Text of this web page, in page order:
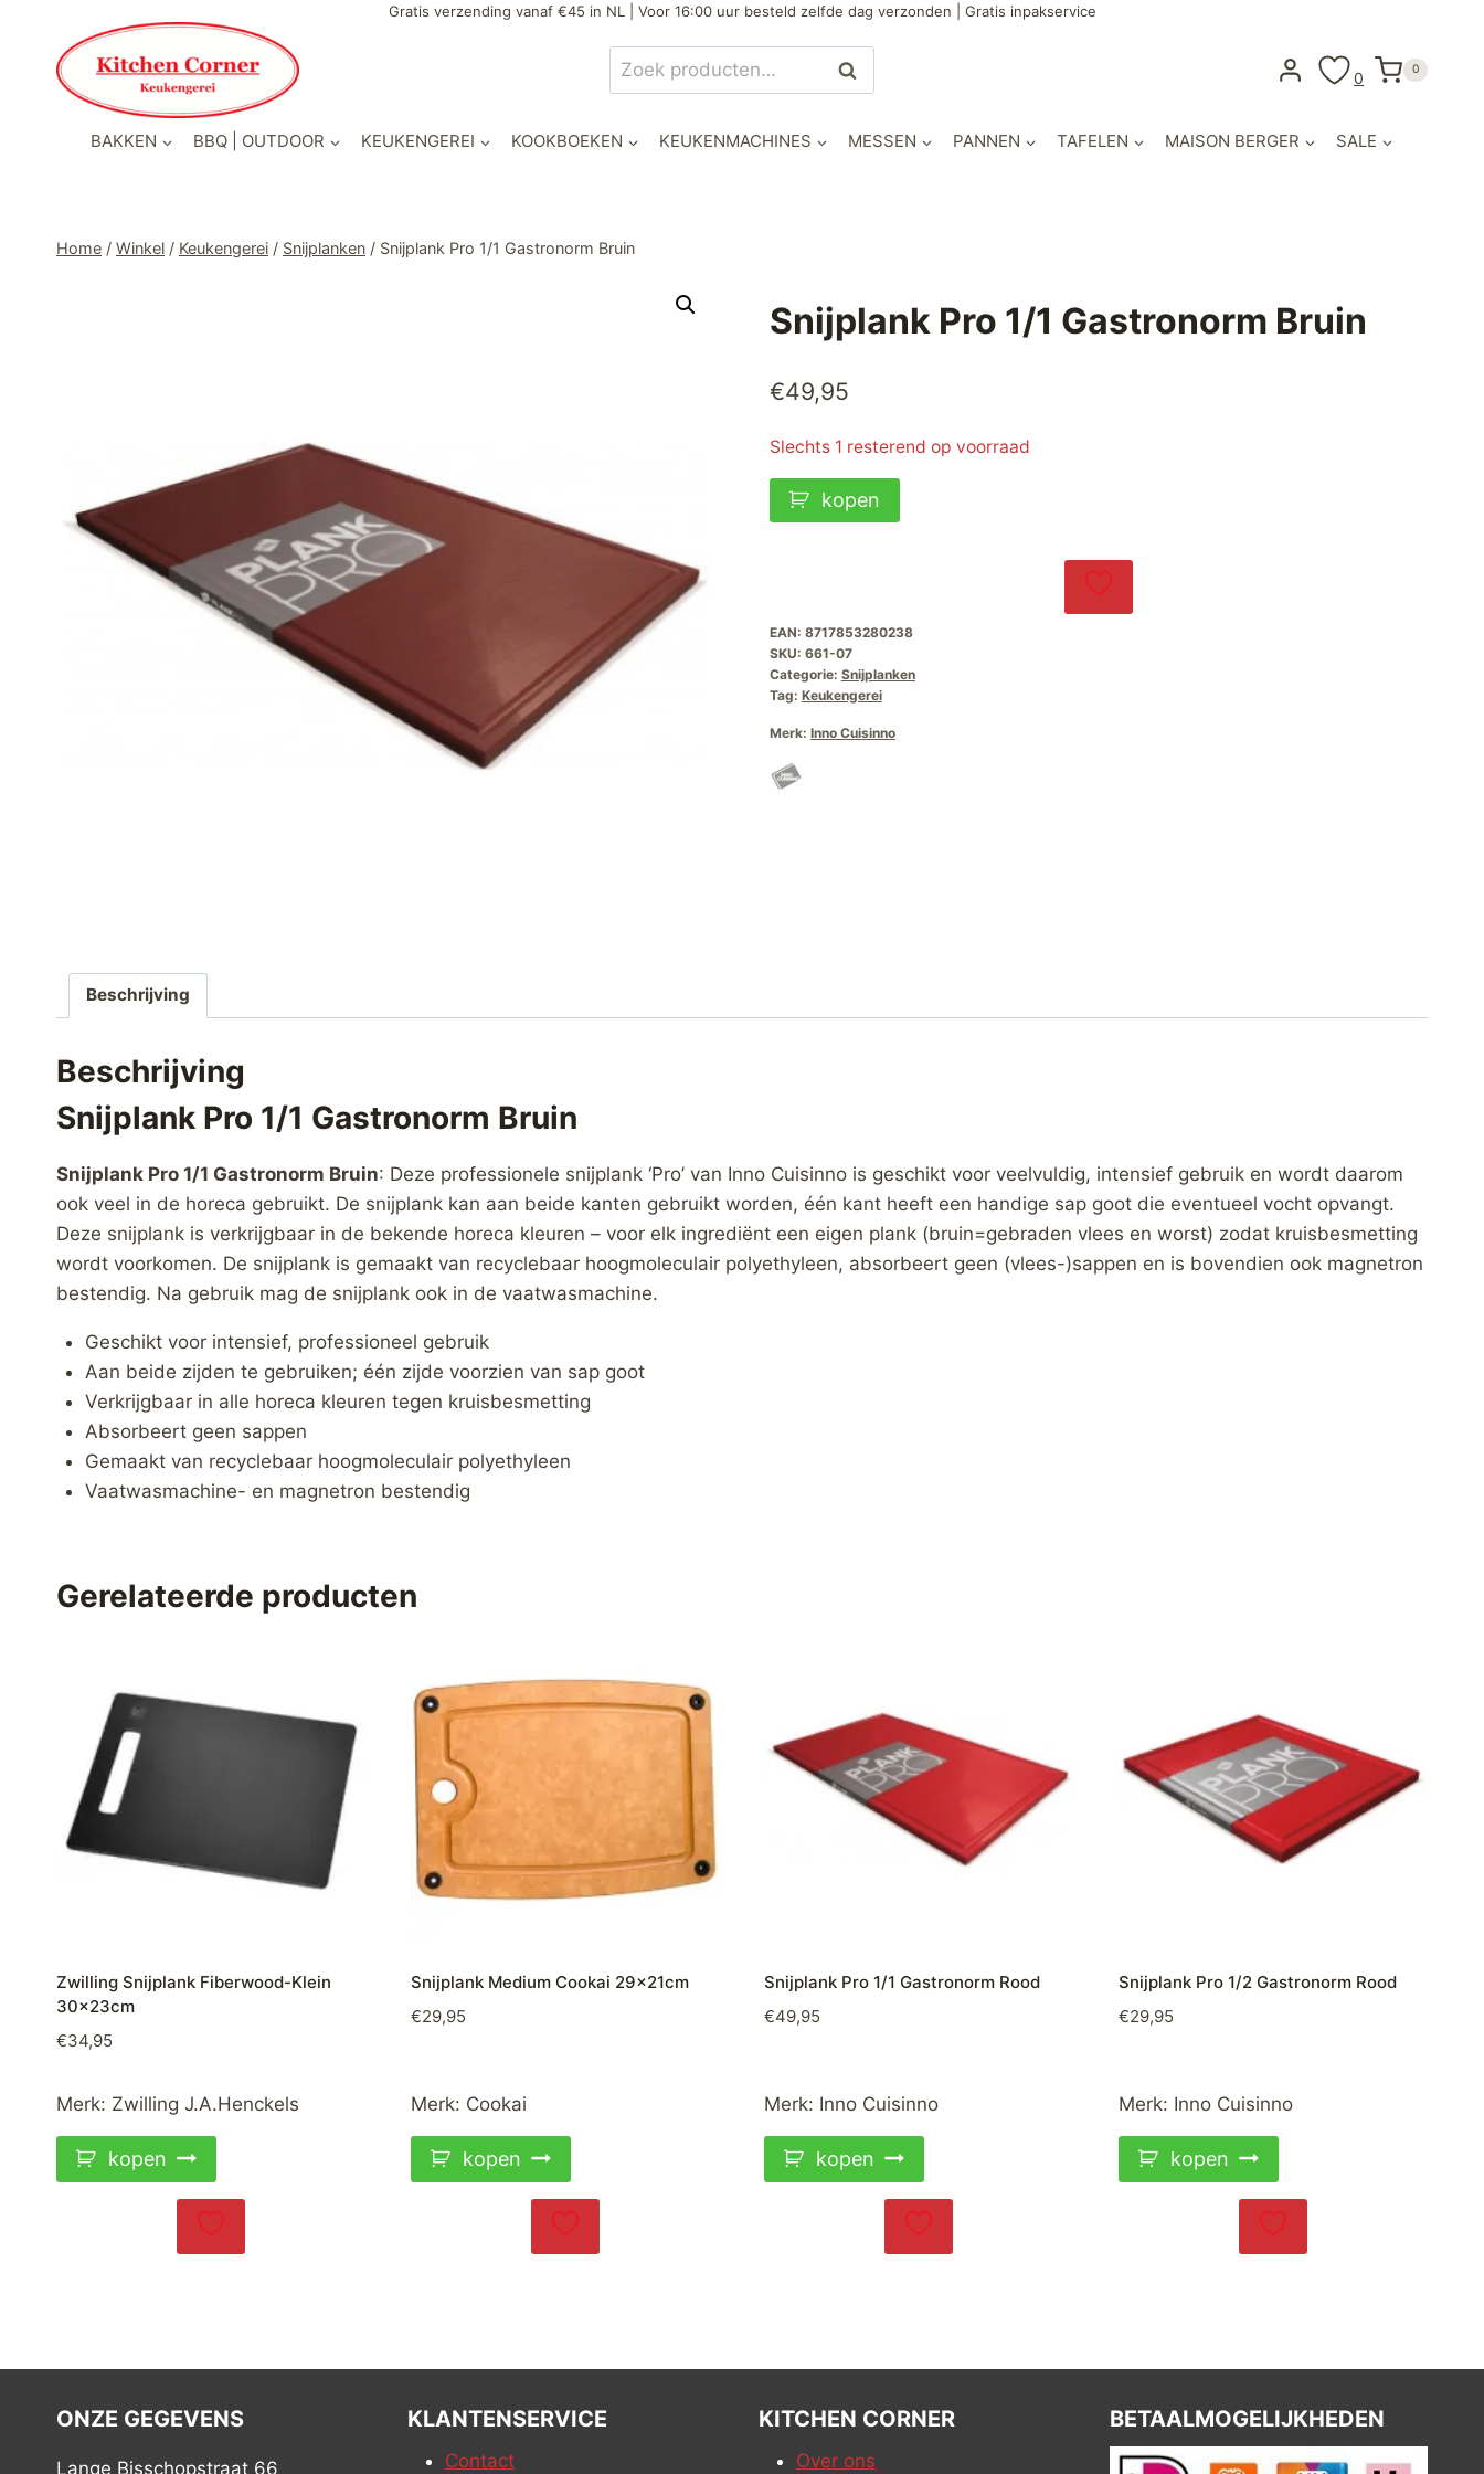
inhoud
Gratis verzending vanaf €45 in NL | Voor 16:00 uur besteld zelfde dag verzonden | Gratis inpakservice
Zoeken
naar:
Zoeken 0 0
BAKKEN BBQ | OUTDOOR KEUKENGEREI KOOKBOEKEN KEUKENMACHINES MESSEN PANNEN TAFELEN MAISON BERGER SALE
Home / Winkel / Keukengerei / Snijplanken / Snijplank Pro 1/1 Gastronorm Bruin
Snijplank Pro 1/1 Gastronorm Bruin
€49,95
Slechts 1 resterend op voorraad
Snijplank
Pro
aantal
kopen
EAN: 8717853280238
SKU: 661-07
Categorie: Snijplanken
Tag: Keukengerei
Merk: Inno Cuisinno
Beschrijving
Beschrijving
Snijplank Pro 1/1 Gastronorm Bruin
Snijplank Pro 1/1 Gastronorm Bruin: Deze professionele snijplank ‘Pro’ van Inno Cuisinno is geschikt voor veelvuldig, intensief gebruik en wordt daarom
ook veel in de horeca gebruikt. De snijplank kan aan beide kanten gebruikt worden, één kant heeft een handige sap goot die eventueel vocht opvangt.
Deze snijplank is verkrijgbaar in de bekende horeca kleuren – voor elk ingrediënt een eigen plank (bruin=gebraden vlees en worst) zodat kruisbesmetting
wordt voorkomen. De snijplank is gemaakt van recyclebaar hoogmoleculair polyethyleen, absorbeert geen (vlees-)sappen en is bovendien ook magnetron
bestendig. Na gebruik mag de snijplank ook in de vaatwasmachine.
Geschikt voor intensief, professioneel gebruik
Aan beide zijden te gebruiken; één zijde voorzien van sap goot
Verkrijgbaar in alle horeca kleuren tegen kruisbesmetting
Absorbeert geen sappen
Gemaakt van recyclebaar hoogmoleculair polyethyleen
Vaatwasmachine- en magnetron bestendig
Gerelateerde producten
Zwilling Snijplank Fiberwood-Klein
30x23cm
€34,95
Merk: Zwilling J.A.Henckels
kopen
Snijplank Medium Cookai 29x21cm
€29,95
Merk: Cookai
kopen
Snijplank Pro 1/1 Gastronorm Rood
€49,95
Merk: Inno Cuisinno
kopen
Snijplank Pro 1/2 Gastronorm Rood
€29,95
Merk: Inno Cuisinno
kopen
ONZE GEGEVENS
Lange Bisschopstraat 66
KLANTENSERVICE
Contact
KITCHEN CORNER
Over ons
BETAALMOGELIJKHEDEN